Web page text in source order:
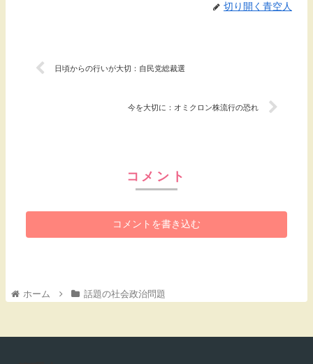
切り開く青空人
日頃からの行いが大切：自民党総裁選
今を大切に：オミクロン株流行の恐れ
コメント
コメントを書き込む
ホーム 話題の社会政治問題